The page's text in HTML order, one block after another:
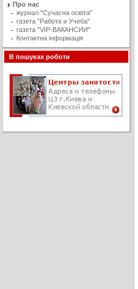
Про нас
журнал "Сучасна освiта"
газета "Работа и Учеба"
газета "VIP-ВАКАНСИИ"
Контактна інформація
В пошуках роботи